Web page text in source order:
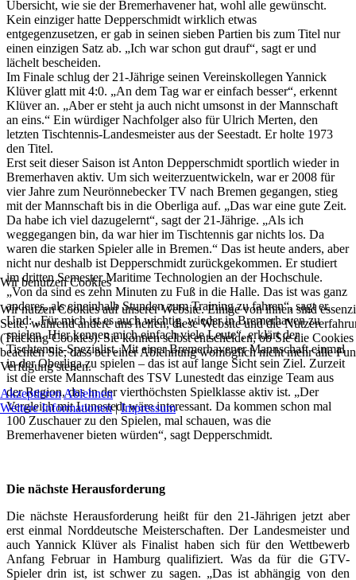
Übersicht, wie sie der Bremerhavener hat, wohl alle gewünscht.
Kein einziger hatte Depperschmidt wirklich etwas
entgegenzusetzen, er gab in seinen sieben Partien bis zum Titel nur
einen einzigen Satz ab. „Ich war schon gut drauf“, sagt er und
lächelt bescheiden.
Im Finale schlug der 21-Jährige seinen Vereinskollegen Yannick
Klüver glatt mit 4:0. „An dem Tag war er einfach besser“, erkennt
Klüver an. „Aber er steht ja auch nicht umsonst in der Mannschaft
an eins.“ Ein würdiger Nachfolger also für Ulrich Merten, den
letzten Tischtennis-Landesmeister aus der Seestadt. Er holte 1973
den Titel.
Erst seit dieser Saison ist Anton Depperschmidt sportlich wieder in
Bremerhaven aktiv. Um sich weiterzuentwickeln, war er 2008 für
vier Jahre zum Neurönnebecker TV nach Bremen gegangen, stieg
mit der Mannschaft bis in die Oberliga auf. „Das war eine gute Zeit.
Da habe ich viel dazugelernt“, sagt der 21-Jährige. „Als ich
weggegangen bin, da war hier im Tischtennis gar nichts los. Da
waren die starken Spieler alle in Bremen.“ Das ist heute anders, aber
nicht nur deshalb ist Depperschmidt zurückgekommen. Er studiert
im dritten Semester Maritime Technologien an der Hochschule.
„Von da sind es zehn Minuten zu Fuß in die Halle. Das ist was ganz
anderes, als eineinhalb Stunden zum Training zu fahren“, sagt er.
Und: „Für mich ist es auch wichtig, wieder in Bremerhaven zu
spielen. Hier kennen mich einfach viele Leute“, erklärt der
Tischtennis-Spezialist. Mit einer Bremerhavener Mannschaft einmal
in der Oberliga zu spielen – das ist auf lange Sicht sein Ziel. Zurzeit
ist die erste Mannschaft des TSV Lunestedt das einzige Team aus
der Region, das in der vierthöchsten Spielklasse aktiv ist. „Der
Vergleich mit Lunestedt wäre interessant. Da kommen schon mal
100 Zuschauer zu den Spielen, mal schauen, was die
Bremerhavener bieten würden“, sagt Depperschmidt.
Die nächste Herausforderung
Die nächste Herausforderung heißt für den 21-Jährigen jetzt aber
erst einmal Norddeutsche Meisterschaften. Der Landesmeister und
auch Yannick Klüver als Finalist haben sich für den Wettbewerb
Anfang Februar in Hamburg qualifiziert. Was da für die GTV-
Spieler drin ist, ist schwer zu sagen. „Das ist abhängig von den
Wir benutzen Cookies
Wir nutzen Cookies auf unserer Website. Einige von ihnen sind
Seite, während andere uns helfen, diese Website und die
(Tracking Cookies). Sie können selbst entscheiden, ob Sie die
beachten Sie, dass bei einer Ablehnung womöglich nicht mehr alle
Verfügung stehen.
AkzeptierenAblehnen
Weitere Informationen|Impressum